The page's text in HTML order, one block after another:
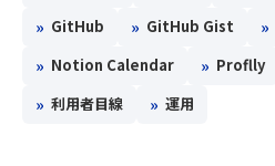
» GitHub » GitHub Gist »
» Notion Calendar » Proflly
» 利用者目線 » 運用